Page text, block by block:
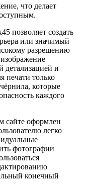
что делает
позволяет создать
или значимый
разрешению
детализацией и
печати только
которые
каждого
сайте оформлен
легко
фотографии
конечный